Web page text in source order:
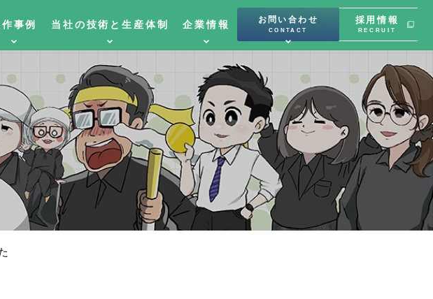
事例 当社の技術と生産体制 企業情報 お問い合わせ
CONTACT
採用情報
RECRUIT